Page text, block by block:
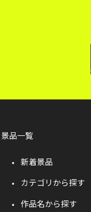
景品一覧
新着景品
カテゴリから探す
作品名から探す